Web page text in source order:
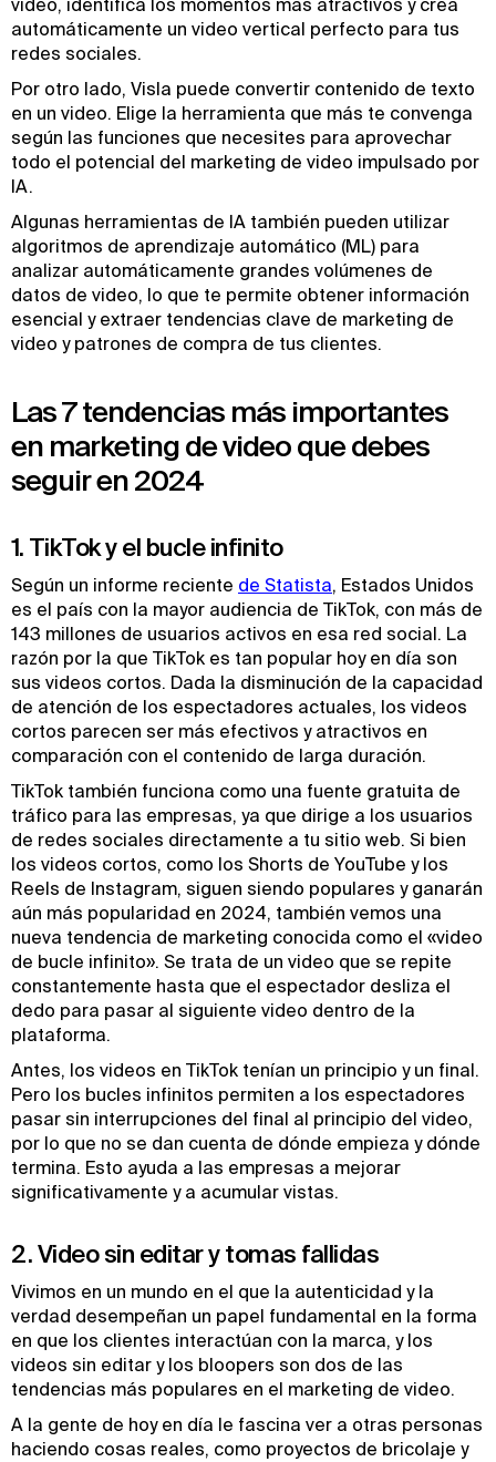
video, identifica los momentos más atractivos y crea
automáticamente un video vertical perfecto para tus
redes sociales.
Por otro lado, Visla puede convertir contenido de texto
en un video. Elige la herramienta que más te convenga
según las funciones que necesites para aprovechar
todo el potencial del marketing de video impulsado por
IA.
Algunas herramientas de IA también pueden utilizar
algoritmos de aprendizaje automático (ML) para
analizar automáticamente grandes volúmenes de
datos de video, lo que te permite obtener información
esencial y extraer tendencias clave de marketing de
video y patrones de compra de tus clientes.
Las 7 tendencias más importantes
en marketing de video que debes
seguir en 2024
1. TikTok y el bucle infinito
Según un informe reciente de Statista, Estados Unidos
es el país con la mayor audiencia de TikTok, con más de
143 millones de usuarios activos en esa red social. La
razón por la que TikTok es tan popular hoy en día son
sus videos cortos. Dada la disminución de la capacidad
de atención de los espectadores actuales, los videos
cortos parecen ser más efectivos y atractivos en
comparación con el contenido de larga duración.
TikTok también funciona como una fuente gratuita de
tráfico para las empresas, ya que dirige a los usuarios
de redes sociales directamente a tu sitio web. Si bien
los videos cortos, como los Shorts de YouTube y los
Reels de Instagram, siguen siendo populares y ganarán
aún más popularidad en 2024, también vemos una
nueva tendencia de marketing conocida como el «video
de bucle infinito». Se trata de un video que se repite
constantemente hasta que el espectador desliza el
dedo para pasar al siguiente video dentro de la
plataforma.
Antes, los videos en TikTok tenían un principio y un final.
Pero los bucles infinitos permiten a los espectadores
pasar sin interrupciones del final al principio del video,
por lo que no se dan cuenta de dónde empieza y dónde
termina. Esto ayuda a las empresas a mejorar
significativamente y a acumular vistas.
2. Video sin editar y tomas fallidas
Vivimos en un mundo en el que la autenticidad y la
verdad desempeñan un papel fundamental en la forma
en que los clientes interactúan con la marca, y los
videos sin editar y los bloopers son dos de las
tendencias más populares en el marketing de video.
A la gente de hoy en día le fascina ver a otras personas
haciendo cosas reales, como proyectos de bricolaje y